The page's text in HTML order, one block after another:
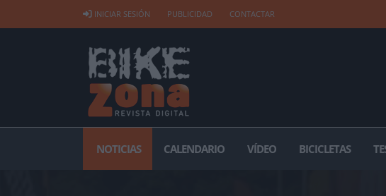
INICIAR SESIÓN PUBLICIDAD CONTACTAR
NOTICIAS CALENDARIO VÍDEO BICICLETAS